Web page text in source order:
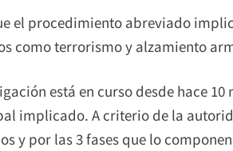
el procedimiento abreviado
como terrorismo y alzamiento
está en curso desde hace
implicado. A criterio de la
y por las 3 fases que lo